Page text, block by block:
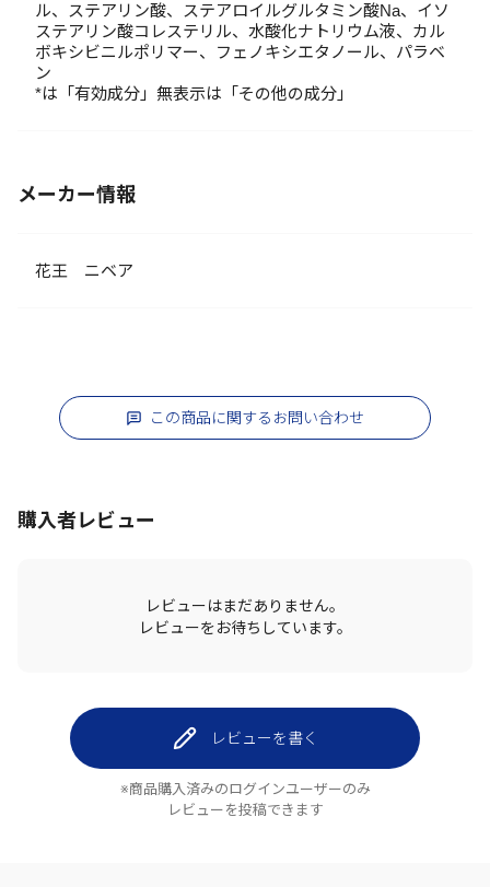
ル、ステアリン酸、ステアロイルグルタミン酸Na、イソ
ステアリン酸コレステリル、水酸化ナトリウム液、カル
ボキシビニルポリマー、フェノキシエタノール、パラベ
ン
*は「有効成分」無表示は「その他の成分」
メーカー情報
花王 ニベア
この商品に関するお問い合わせ
購入者レビュー
レビューはまだありません。
レビューをお待ちしています。
レビューを書く
※商品購入済みのログインユーザーのみ
レビューを投稿できます